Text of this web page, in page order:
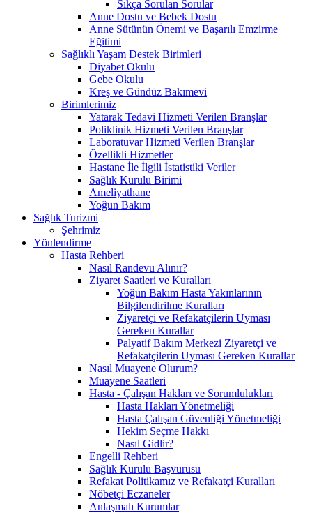
Sıkça Sorulan Sorular
Anne Dostu ve Bebek Dostu
Anne Sütünün Önemi ve Başarılı Emzirme
Eğitimi
Sağlıklı Yaşam Destek Birimleri
Diyabet Okulu
Gebe Okulu
Kreş ve Gündüz Bakımevi
Birimlerimiz
Yatarak Tedavi Hizmeti Verilen Branşlar
Poliklinik Hizmeti Verilen Branşlar
Laboratuvar Hizmeti Verilen Branşlar
Özellikli Hizmetler
Hastane İle İlgili İstatistiki Veriler
Sağlık Kurulu Birimi
Ameliyathane
Yoğun Bakım
Sağlık Turizmi
Şehrimiz
Yönlendirme
Hasta Rehberi
Nasıl Randevu Alınır?
Ziyaret Saatleri ve Kuralları
Yoğun Bakım Hasta Yakınlarının
Bilgilendirilme Kuralları
Ziyaretçi ve Refakatçilerin Uyması
Gereken Kurallar
Palyatif Bakım Merkezi Ziyaretçi ve
Refakatçilerin Uyması Gereken Kurallar
Nasıl Muayene Olurum?
Muayene Saatleri
Hasta - Çalışan Hakları ve Sorumlulukları
Hasta Hakları Yönetmeliği
Hasta Çalışan Güvenliği Yönetmeliği
Hekim Seçme Hakkı
Nasıl Gidlir?
Engelli Rehberi
Sağlık Kurulu Başvurusu
Refakat Politikamız ve Refakatçi Kuralları
Nöbetçi Eczaneler
Anlaşmalı Kurumlar